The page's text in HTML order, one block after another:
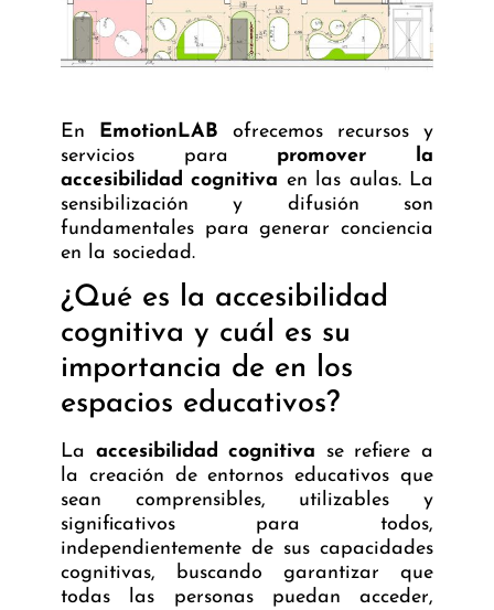
En EmotionLAB ofrecemos recursos y
servicios para promover la
accesibilidad cognitiva en las aulas. La
sensibilización y difusión son
fundamentales para generar conciencia
en la sociedad.
¿Qué es la accesibilidad
cognitiva y cuál es su
importancia de en los
espacios educativos?
La accesibilidad cognitiva se refiere a
la creación de entornos educativos que
sean comprensibles, utilizables y
significativos para todos,
independientemente de sus capacidades
cognitivas, buscando garantizar que
todas las personas puedan acceder,